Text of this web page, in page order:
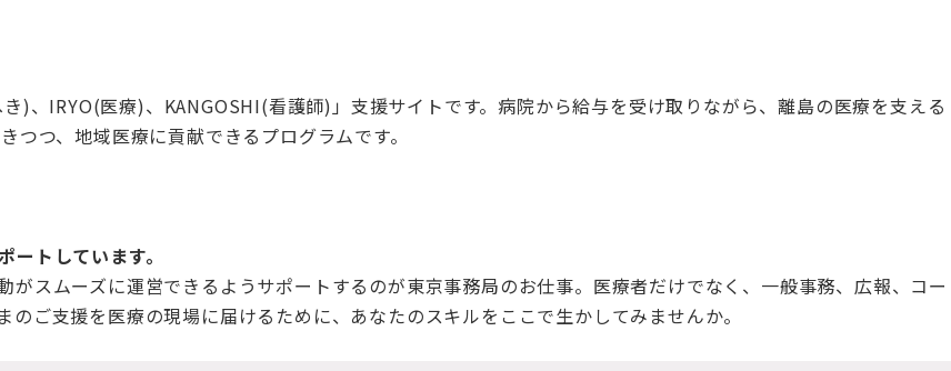
、IRYO(医療)、KANGOSHI(看護師)」支援サイトです。病院から給与を受け取りながら、離島の医療を支える
つ、地域医療に貢献できるプログラムです。
トしています。
スムーズに運営できるようサポートするのが東京事務局のお仕事。医療者だけでなく、一般事務、広報、コー
ご支援を医療の現場に届けるために、あなたのスキルをここで生かしてみませんか。